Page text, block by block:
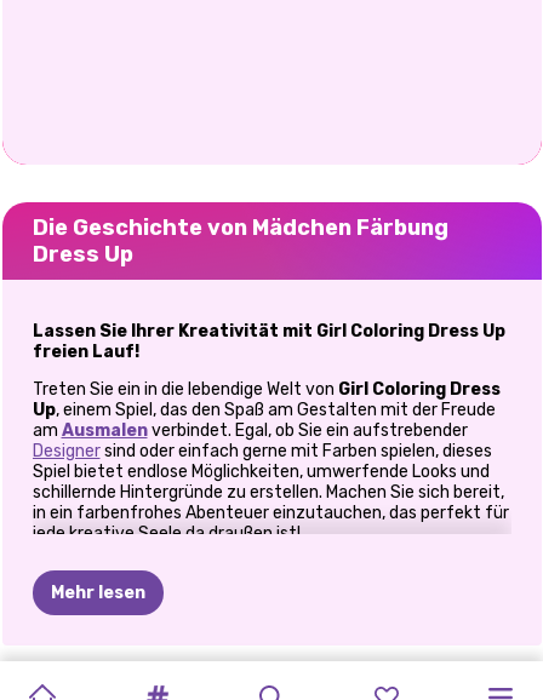
Die Geschichte von Mädchen Färbung
Dress Up
Lassen Sie Ihrer Kreativität mit Girl Coloring Dress Up
freien Lauf!
Treten Sie ein in die lebendige Welt von Girl Coloring Dress
Up, einem Spiel, das den Spaß am Gestalten mit der Freude
am Ausmalenverbindet. Egal, ob Sie ein aufstrebender
Designersind oder einfach gerne mit Farben spielen, dieses
Spiel bietet endlose Möglichkeiten, umwerfende Looks und
schillernde Hintergründe zu erstellen. Machen Sie sich bereit,
in ein farbenfrohes Abenteuer einzutauchen, das perfekt für
jede kreative Seele da draußen ist!
Gestalten Sie Ihr Traum-Malbuch
Wollten Sie schon immer Ihre eigenen Malvorlagen gestalten?
schaffen. Wählen Sie aus einer Reihe lebendiger Farben,
Mehr lesen
TIKTOK
MIRUNAS DOWNTOWN
BÖSEWICHT
PRINZESSINNEN-
PRINZESSIN